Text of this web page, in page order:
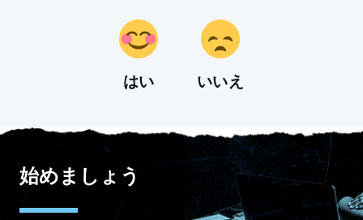
はい いいえ
始めましょう